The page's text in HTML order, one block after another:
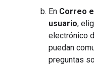
En Correo
usuario,
electrónico
puedan
preguntas